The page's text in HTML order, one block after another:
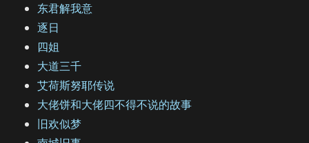
东君解我意
逐日
四姐
大道三千
艾荷斯努耶传说
大佬饼和大佬四不得不说的故事
旧欢似梦